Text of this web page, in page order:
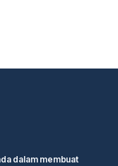
dalam membuat